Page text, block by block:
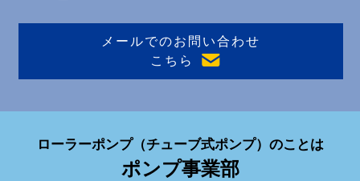
メールでのお問い合わせ
こちら
ローラーポンプ（チューブ式ポンプ） のことは
ポンプ事業部